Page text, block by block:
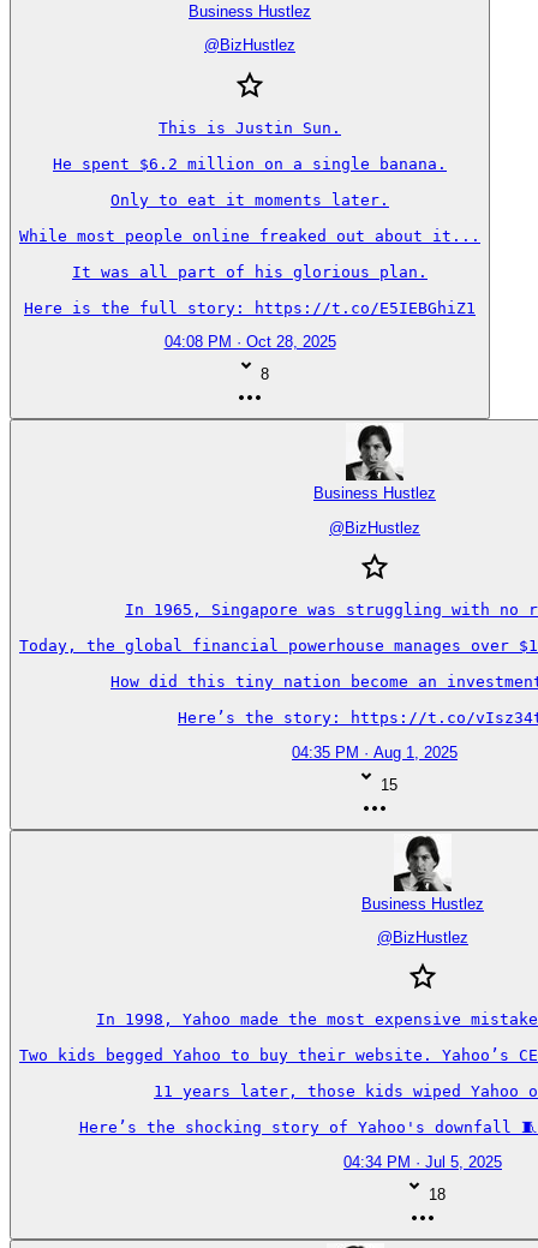
Business Hustlez
@ BizHustlez
This is Justin Sun.
He spent $6.2 million on a single banana.
Only to eat it moments later.
While most people online freaked out about it...
It was all part of his glorious plan.
Here is the full story: https://t.co/E5IEBGhiZ1
04:08 PM · Oct 28, 2025
8
Business Hustlez
@BizHustlez
In 1965, Singapore was struggling with no
Today, the global financial powerhouse manages
How did this tiny nation become an investment
Here’s the story: https://t.co/
04:35 PM · Aug 1, 2025
15
Business Hustlez
@ BizHustlez
In 1998, Yahoo made the most expensive
Two kids begged Yahoo to buy their website.
11 years later, those kids wiped
Here’s the shocking story of Yahoo's downfall
04:34 PM · Jul 5, 2025
18